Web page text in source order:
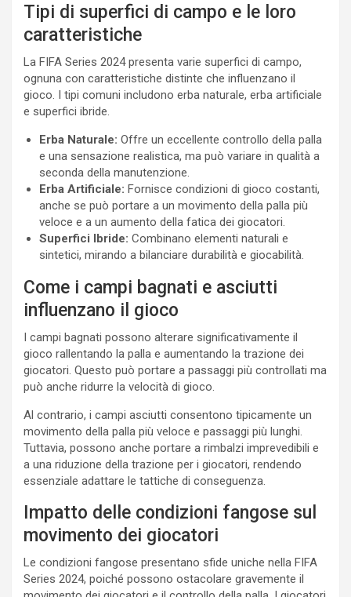
Tipi di superfici di campo e le loro
caratteristiche
La FIFA Series 2024 presenta varie superfici di campo,
ognuna con caratteristiche distinte che influenzano il
gioco. I tipi comuni includono erba naturale, erba artificiale
e superfici ibride.
Erba Naturale: Offre un eccellente controllo della palla
e una sensazione realistica, ma può variare in qualità a
seconda della manutenzione.
Erba Artificiale: Fornisce condizioni di gioco costanti,
anche se può portare a un movimento della palla più
veloce e a un aumento della fatica dei giocatori.
Superfici Ibride: Combinano elementi naturali e
sintetici, mirando a bilanciare durabilità e giocabilità.
Come i campi bagnati e asciutti
influenzano il gioco
I campi bagnati possono alterare significativamente il
gioco rallentando la palla e aumentando la trazione dei
giocatori. Questo può portare a passaggi più controllati ma
può anche ridurre la velocità di gioco.
Al contrario, i campi asciutti consentono tipicamente un
movimento della palla più veloce e passaggi più lunghi.
Tuttavia, possono anche portare a rimbalzi imprevedibili e
a una riduzione della trazione per i giocatori, rendendo
essenziale adattare le tattiche di conseguenza.
Impatto delle condizioni fangose sul
movimento dei giocatori
Le condizioni fangose presentano sfide uniche nella FIFA
Series 2024, poiché possono ostacolare gravemente il